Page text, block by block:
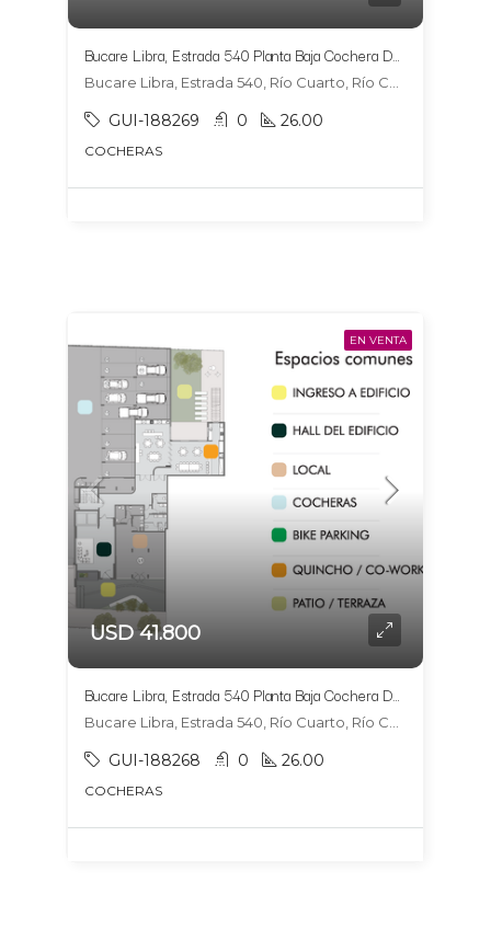
Bucare Libra, Estrada 540 Planta Baja Cochera DOBLE 15
GUI-188269 0 26.00
COCHERAS
EN VENTA
USD 41.800
Bucare Libra, Estrada 540 Planta Baja Cochera DOBLE 14
GUI-188268 0 26.00
COCHERAS